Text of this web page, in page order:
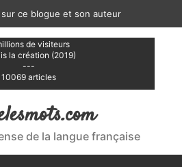
ce blogue et son auteur
de visiteurs
la création (2019)
---
10069 articles
de la langue française